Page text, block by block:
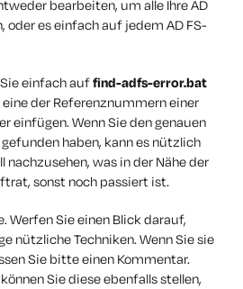
bearbeiten, um alle Ihre AD
oder es einfach auf jedem AD FS-
einfach auffind-adfs-error.bat
der Referenznummern einer
einfügen. Wenn Sie den genauen
haben, kann es nützlich
nachzusehen, was in der Nähe der
sonst noch passiert ist.
Werfen Sie einen Blick darauf,
nützliche Techniken. Wenn Sie sie
Sie bitte einen Kommentar.
Sie diese ebenfalls stellen,